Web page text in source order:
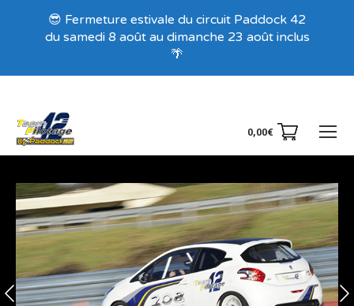
0,00€
Recevez nos offres exclusives !
😎 Fermeture estivale du circuit Paddock 42
du samedi 8 août au dimanche 23 août inclus
🌴